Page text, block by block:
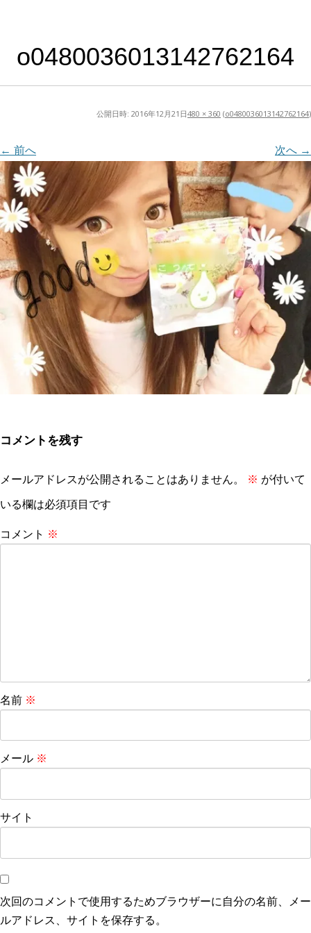
o0480036013142762164
公開日時: 2016年12月21日480 × 360 (o0480036013142762164)
← 前へ 次へ →
コメントを残す
メールアドレスが公開されることはありません。 ※ が付いて
いる欄は必須項目です
コメント ※
名前 ※
メール ※
サイト
次回のコメントで使用するためブラウザーに自分の名前、メー
ルアドレス、サイトを保存する。